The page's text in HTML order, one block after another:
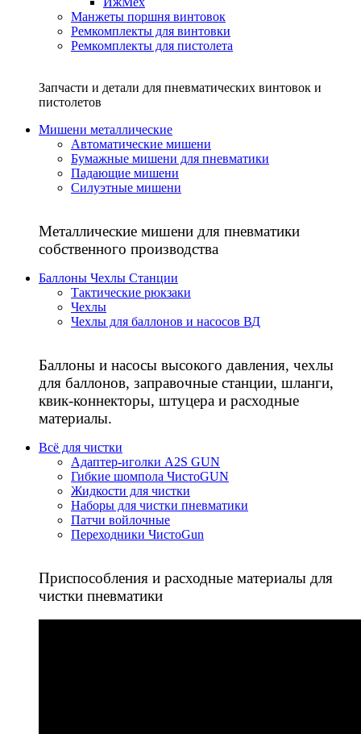
Манжеты поршня винтовок
Ремкомплекты для винтовки
Ремкомплекты для пистолета
Запчасти и детали для пневматических винтовок и
пистолетов
Мишени металлические
Автоматические мишени
Бумажные мишени для пневматики
Падающие мишени
Силуэтные мишени
Металлические мишени для пневматики
собственного производства
Баллоны Чехлы Станции
Тактические рюкзаки
Чехлы
Чехлы для баллонов и насосов ВД
Баллоны и насосы высокого давления, чехлы
для баллонов, заправочные станции, шланги,
квик-коннекторы, штуцера и расходные
материалы.
Всё для чистки
Адаптер-иголки A2S GUN
Гибкие шомпола ЧистоGUN
Жидкости для чистки
Наборы для чистки пневматики
Патчи войлочные
Переходники ЧистоGun
Приспособления и расходные материалы для
чистки пневматики